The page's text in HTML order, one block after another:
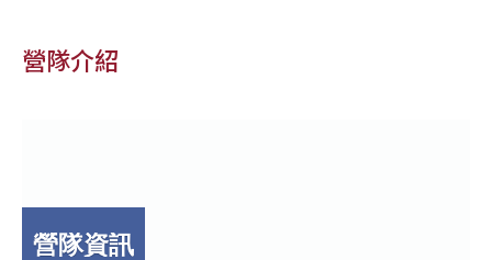
營隊介紹
營隊資訊